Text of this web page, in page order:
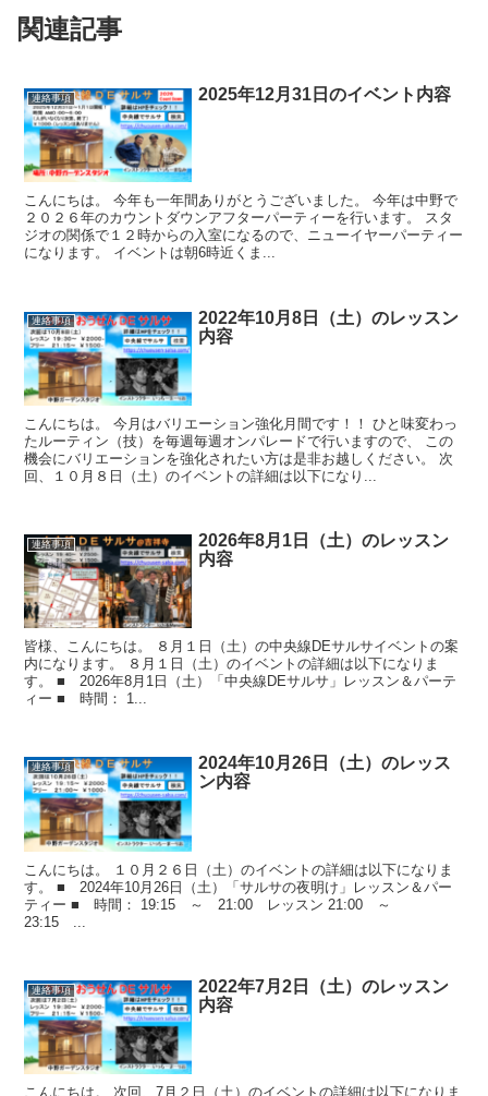
関連記事
連絡事項 2025年12月31日のイベント内容
こんにちは。 今年も一年間ありがとうございました。 今年は中野で
２０２６年のカウントダウンアフターパーティーを行います。 スタ
ジオの関係で１２時からの入室になるので、ニューイヤーパーティー
になります。 イベントは朝6時近くま...
連絡事項
2022年10月8日（土）のレッスン
内容
こんにちは。 今月はバリエーション強化月間です！！ ひと味変わっ
たルーティン（技）を毎週毎週オンパレードで行いますので、 この
機会にバリエーションを強化されたい方は是非お越しください。 次
回、１０月８日（土）のイベントの詳細は以下になり...
連絡事項
2026年8月1日（土）のレッスン
内容
皆様、こんにちは。 ８月１日（土）の中央線DEサルサイベントの案
内になります。 ８月１日（土）のイベントの詳細は以下になりま
す。 ■ 2026年8月1日（土）「中央線DEサルサ」レッスン＆パーテ
ィー ■ 時間： 1...
連絡事項
2024年10月26日（土）のレッス
ン内容
こんにちは。 １０月２６日（土）のイベントの詳細は以下になりま
す。 ■ 2024年10月26日（土）「サルサの夜明け」レッスン＆パー
ティー ■ 時間： 19:15 ～ 21:00 レッスン 21:00 ～
23:15 ...
連絡事項
2022年7月2日（土）のレッスン
内容
こんにちは。 次回、7月２日（土）のイベントの詳細は以下になりま